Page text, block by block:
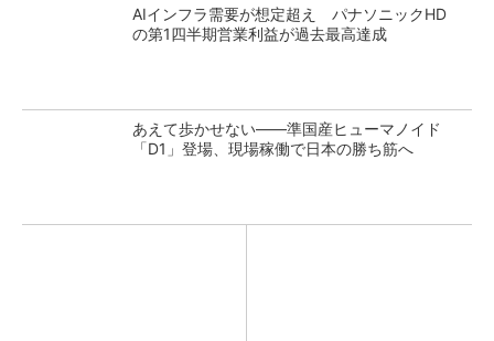
AIインフラ需要が想定超え パナソニックHD
の第1四半期営業利益が過去最高達成
あえて歩かせない――準国産ヒューマノイド
「D1」登場、現場稼働で日本の勝ち筋へ